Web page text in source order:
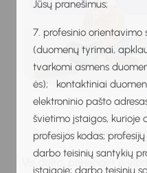
Jūsų pranešimus;
7. profesinio orientavimo
(duomenų tyrimai,
tvarkomi asmens
ės); kontaktiniai
elektroninio pašto
švietimo įstaigos, kurioje
profesijos kodas;
darbo teisinių santykių
įstaigoje; darbo teisinių
2 pav. Asmeninės
Vis dėlto, pereinant iš